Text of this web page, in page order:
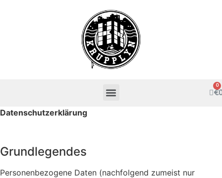
€
Datenschutzerklärung
Grundlegendes
Personenbezogene Daten (nachfolgend zumeist nur